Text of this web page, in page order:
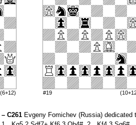
(6+12) #19
C261 Evgeny Fomichev (Russia)